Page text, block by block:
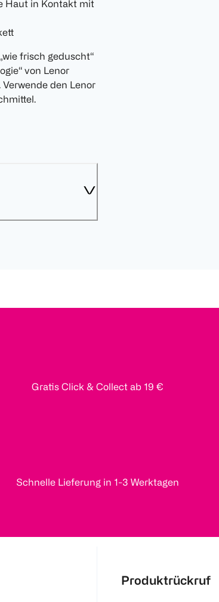
Haut in Kontakt mit
frisch geduscht“
von Lenor
den Lenor
Gratis Click & Collect ab 19 €
Schnelle Lieferung in 1-3 Werktagen
Produktrückruf